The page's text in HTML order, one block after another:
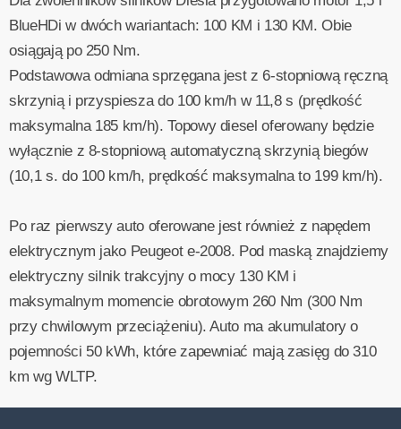
BlueHDi w dwóch wariantach: 100 KM i 130 KM. Obie
osiągają po 250 Nm.
Podstawowa odmiana sprzęgana jest z 6-stopniową ręczną
skrzynią i przyspiesza do 100 km/h w 11,8 s (prędkość
maksymalna 185 km/h). Topowy diesel oferowany będzie
wyłącznie z 8-stopniową automatyczną skrzynią biegów
(10,1 s. do 100 km/h, prędkość maksymalna to 199 km/h).
Po raz pierwszy auto oferowane jest również z napędem
elektrycznym jako Peugeot e-2008. Pod maską znajdziemy
elektryczny silnik trakcyjny o mocy 130 KM i
maksymalnym momencie obrotowym 260 Nm (300 Nm
przy chwilowym przeciążeniu). Auto ma akumulatory o
pojemności 50 kWh, które zapewniać mają zasięg do 310
km wg WLTP.